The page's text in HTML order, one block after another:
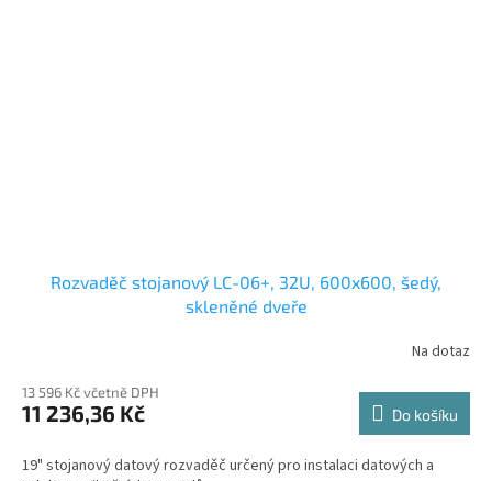
Rozvaděč stojanový LC-06+, 32U, 600x600, šedý,
skleněné dveře
Na dotaz
13 596 Kč včetně DPH
11 236,36 Kč Do košíku
19" stojanový datový rozvaděč určený pro instalaci datových a